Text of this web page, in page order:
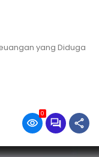
yang Diduga
0